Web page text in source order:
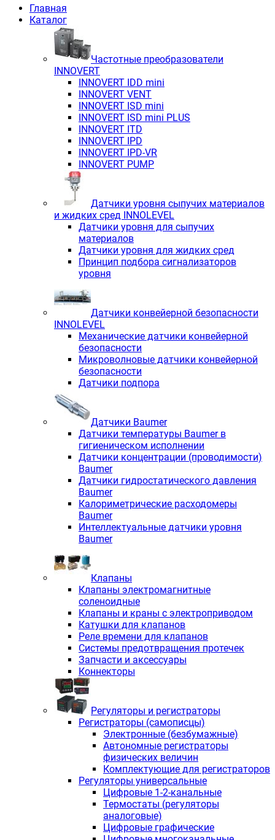
Главная
Каталог
Частотные преобразователи
INNOVERT
INNOVERT IDD mini
INNOVERT VENT
INNOVERT ISD mini
INNOVERT ISD mini PLUS
INNOVERT ITD
INNOVERT IРD
INNOVERT IРD-VR
INNOVERT PUMP
Датчики уровня сыпучих материалов
и жидких сред INNOLEVEL
Датчики уровня для сыпучих
материалов
Датчики уровня для жидких сред
Принцип подбора сигнализаторов
уровня
Датчики конвейерной безопасности
INNOLEVEL
Механические датчики конвейерной
безопасности
Микроволновые датчики конвейерной
безопасности
Датчики подпора
Датчики Baumer
Датчики температуры Baumer в
гигиеническом исполнении
Датчики концентрации (проводимости)
Baumer
Датчики гидростатического давления
Baumer
Калориметрические расходомеры
Baumer
Интеллектуальные датчики уровня
Baumer
Клапаны
Клапаны электромагнитные
соленоидные
Клапаны и краны с электроприводом
Катушки для клапанов
Реле времени для клапанов
Системы предотвращения протечек
Запчасти и аксессуары
Коннекторы
Регуляторы и регистраторы
Регистраторы (самописцы)
Электронные (безбумажные)
Автономные регистраторы
физических величин
Комплектующие для регистраторов
Регуляторы универсальные
Цифровые 1-2-канальные
Термостаты (регуляторы
аналоговые)
Цифровые графические